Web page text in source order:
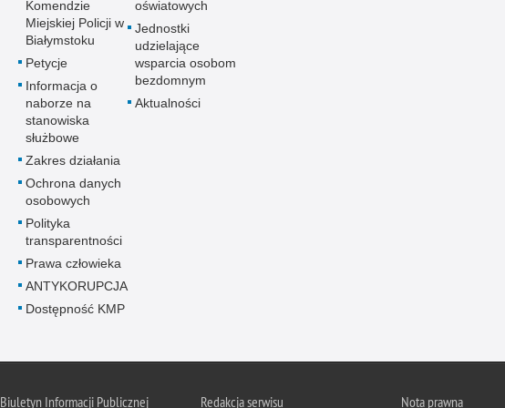
Komendzie
Miejskiej Policji w
Białymstoku
Petycje
Informacja o
naborze na
stanowiska
służbowe
Zakres działania
Ochrona danych
osobowych
Polityka
transparentności
Prawa człowieka
ANTYKORUPCJA
Dostępność KMP
oświatowych
Jednostki
udzielające
wsparcia osobom
bezdomnym
Aktualności
Biuletyn Informacji Publicznej Redakcja serwisu Nota prawna